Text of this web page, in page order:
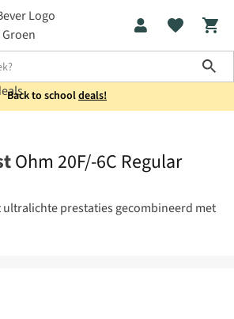
Back to schooldeals!
Ohm 20F/-6C Regular
ultralichte prestaties gecombineerd met